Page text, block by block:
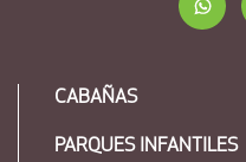
CABAÑAS
PARQUES INFANTILES